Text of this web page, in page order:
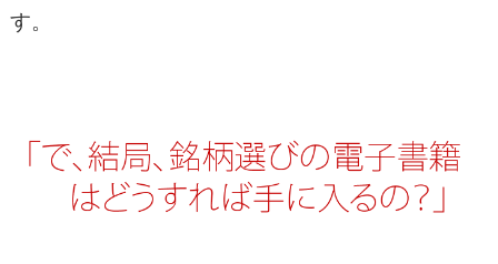
す。